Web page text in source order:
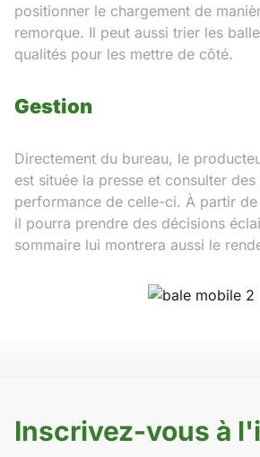
positionner le chargement de
remorque. Il peut aussi trier les
qualités pour les mettre de côté.
Gestion
Directement du bureau, le
est située la presse et consulter
performance de celle-ci. À partir
il pourra prendre des décisions
sommaire lui montrera aussi le
Inscrivez-vous à